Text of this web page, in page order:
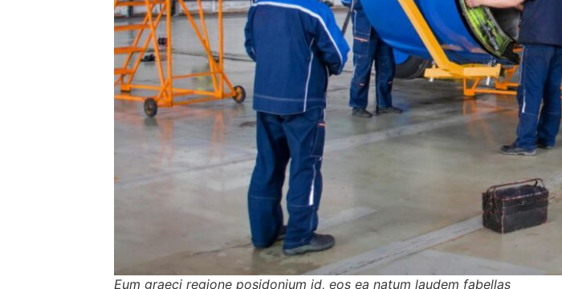
Eum graeci regione posidonium id, eos ea natum laudem fabellas